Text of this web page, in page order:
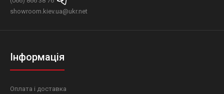
showroom.kiev.ua@ukr.net
Інформація
Оплата і доставка